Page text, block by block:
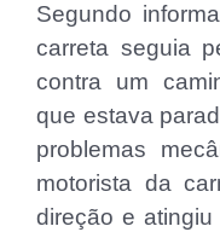
Segundo
carreta seguia
contra um
que estava
problemas
motorista da
direção e